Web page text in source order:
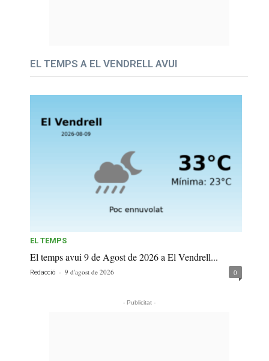
EL TEMPS A EL VENDRELL AVUI
EL TEMPS
El temps avui 9 de Agost de 2026 a El Vendrell...
Redacció - 9 d'agost de 2026 0
- Publicitat -